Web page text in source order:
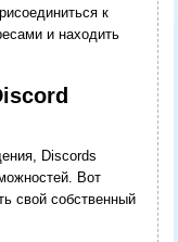
к
и находить
Discords
Вот
свой собственный